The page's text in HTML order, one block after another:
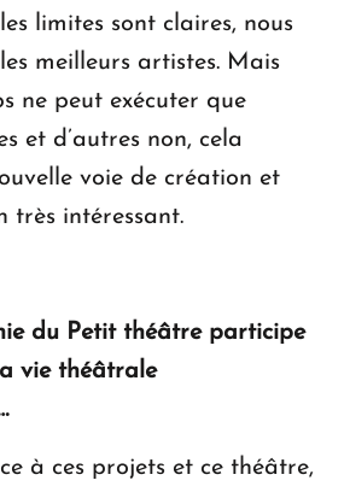
limites sont claires, nous
meilleurs artistes. Mais
ne peut exécuter que
et d’autres non, cela
voie de création et
très intéressant.
du Petit théâtre participe
vie théâtrale
à ces projets et ce théâtre,